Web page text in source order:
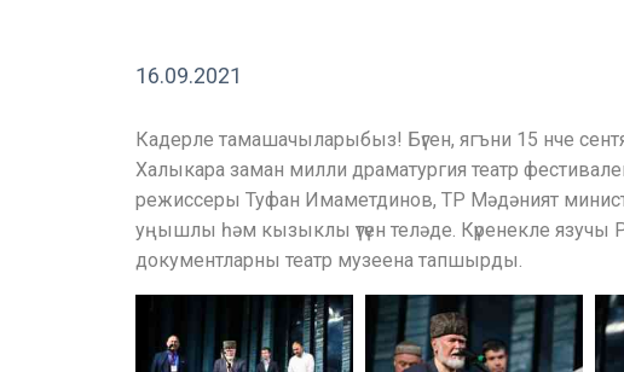
16.09.2021
Кадерле тамашачыларыбыз! Бүген, ягъни 15 нче
Халыкара заман милли драматургия театр
режиссеры Туфан Имаметдинов, ТР Мәдәният
уңышлы һәм кызыклы үтүен теләде. Күренекле язучы
документларны театр музеена тапшырды.